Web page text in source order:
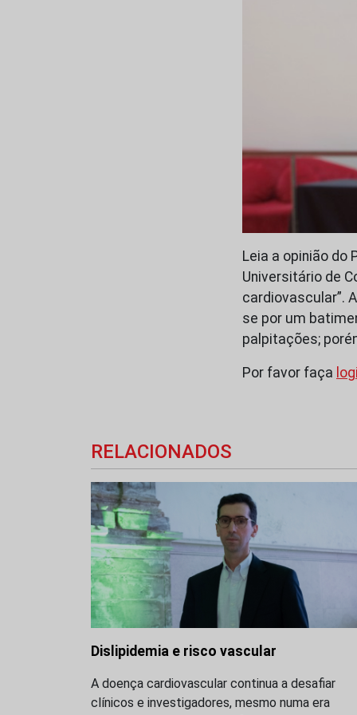
Leia a opinião do
Universitário de
cardiovascular”.
se por um
palpitações;
Por favor faça
RELACIONADOS
Dislipidemia e risco vascular
A doença cardiovascular continua a desafiar
clínicos e investigadores, mesmo numa era